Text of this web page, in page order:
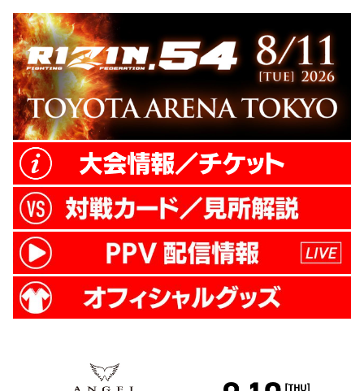
クトとして出演し会場を盛り上げるぞ！ 12
月30日（金）Repezen Foxx STAGE 出演内
容 Repezen Foxxによるトーク...